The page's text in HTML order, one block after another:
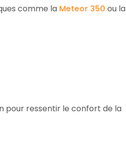
comme la Meteor 350 ou la
pour ressentir le confort de la